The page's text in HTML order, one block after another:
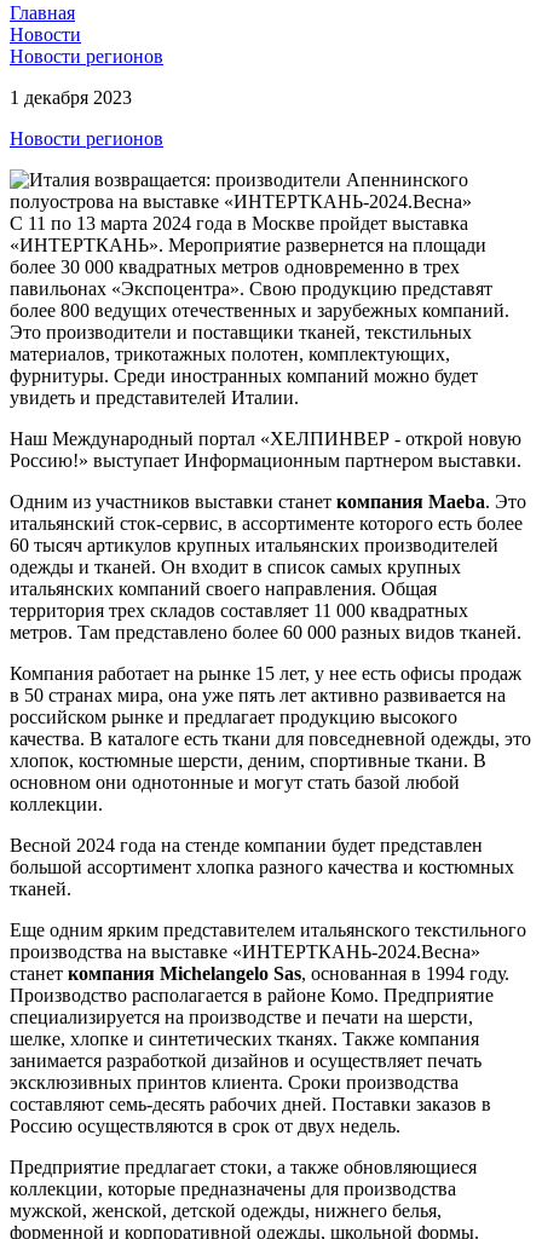
Главная
Новости
Новости регионов
1 декабря 2023
Новости регионов
С 11 по 13 марта 2024 года в Москве пройдет выставка
«ИНТЕРТКАНЬ». Мероприятие развернется на площади
более 30 000 квадратных метров одновременно в трех
павильонах «Экспоцентра». Свою продукцию представят
более 800 ведущих отечественных и зарубежных компаний.
Это производители и поставщики тканей, текстильных
материалов, трикотажных полотен, комплектующих,
фурнитуры. Среди иностранных компаний можно будет
увидеть и представителей Италии.
Наш Международный портал «ХЕЛПИНВЕР - открой новую
Россию!» выступает Информационным партнером выставки.
Одним из участников выставки станет компания Maeba. Это
итальянский сток-сервис, в ассортименте которого есть более
60 тысяч артикулов крупных итальянских производителей
одежды и тканей. Он входит в список самых крупных
итальянских компаний своего направления. Общая
территория трех складов составляет 11 000 квадратных
метров. Там представлено более 60 000 разных видов тканей.
Компания работает на рынке 15 лет, у нее есть офисы продаж
в 50 странах мира, она уже пять лет активно развивается на
российском рынке и предлагает продукцию высокого
качества. В каталоге есть ткани для повседневной одежды, это
хлопок, костюмные шерсти, деним, спортивные ткани. В
основном они однотонные и могут стать базой любой
коллекции.
Весной 2024 года на стенде компании будет представлен
большой ассортимент хлопка разного качества и костюмных
тканей.
Еще одним ярким представителем итальянского текстильного
производства на выставке «ИНТЕРТКАНЬ-2024.Весна»
станет компания Michelangelo Sas, основанная в 1994 году.
Производство располагается в районе Комо. Предприятие
специализируется на производстве и печати на шерсти,
шелке, хлопке и синтетических тканях. Также компания
занимается разработкой дизайнов и осуществляет печать
эксклюзивных принтов клиента. Сроки производства
составляют семь-десять рабочих дней. Поставки заказов в
Россию осуществляются в срок от двух недель.
Предприятие предлагает стоки, а также обновляющиеся
коллекции, которые предназначены для производства
мужской, женской, детской одежды, нижнего белья,
форменной и корпоративной одежды, школьной формы.